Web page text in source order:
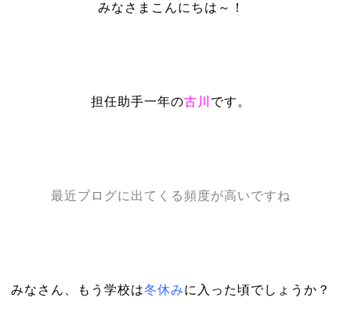
みなさまこんにちは～！
担任助手一年の古川 です。
最近ブログに出てくる頻度が高いですね
みなさん、もう学校は冬休みに入った頃でしょうか？